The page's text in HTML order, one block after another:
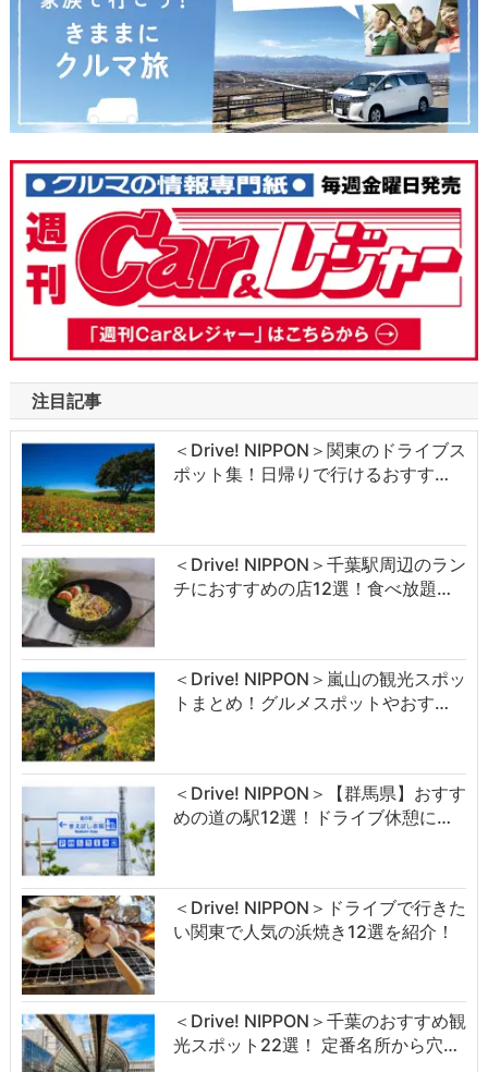
注目記事
＜Drive! NIPPON＞関東のドライブス
ポット集！日帰りで行けるおすす…
＜Drive! NIPPON＞千葉駅周辺のラン
チにおすすめの店12選！食べ放題…
＜Drive! NIPPON＞嵐山の観光スポッ
トまとめ！グルメスポットやおす…
＜Drive! NIPPON＞【群馬県】おすす
めの道の駅12選！ドライブ休憩に…
＜Drive! NIPPON＞ドライブで行きた
い関東で人気の浜焼き12選を紹介！
＜Drive! NIPPON＞千葉のおすすめ観
光スポット22選！ 定番名所から穴…